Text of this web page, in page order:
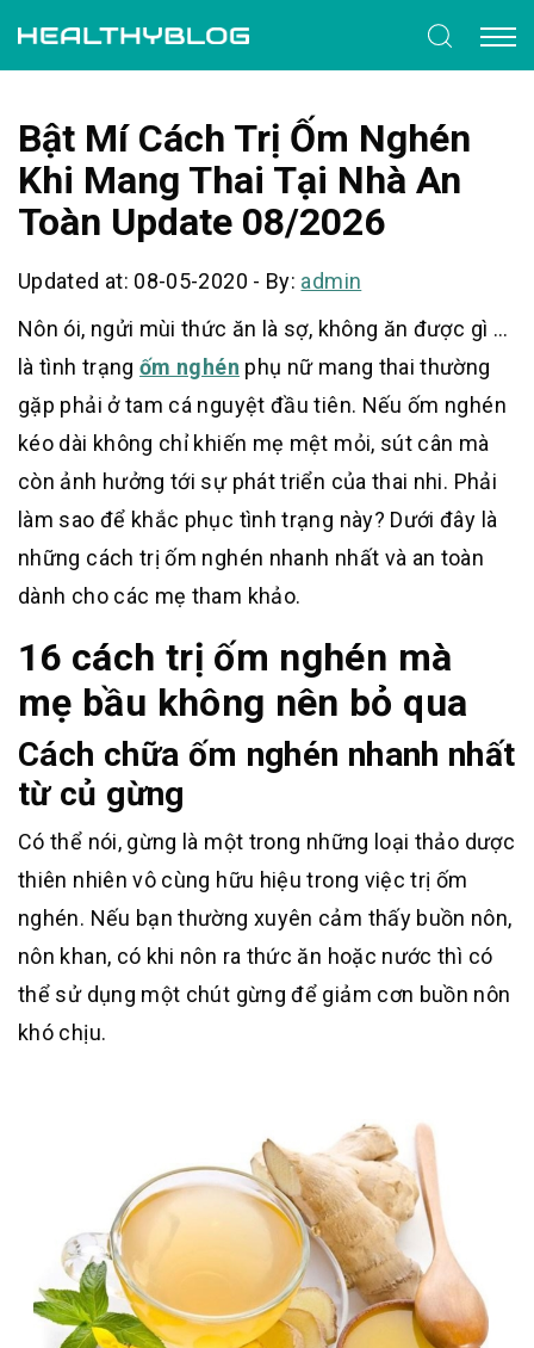
Bật Mí Cách Trị Ốm Nghén
Khi Mang Thai Tại Nhà An
Toàn Update 08/2026
Updated at: 08-05-2020 - By: admin
Nôn ói, ngửi mùi thức ăn là sợ, không ăn được gì …
là tình trạngốm nghén phụ nữ mang thai thường
gặp phải ở tam cá nguyệt đầu tiên. Nếu ốm nghén
kéo dài không chỉ khiến mẹ mệt mỏi, sút cân mà
còn ảnh hưởng tới sự phát triển của thai nhi. Phải
làm sao để khắc phục tình trạng này? Dưới đây là
những cách trị ốm nghén nhanh nhất và an toàn
dành cho các mẹ tham khảo.
16 cách trị ốm nghén mà
mẹ bầu không nên bỏ qua
Cách chữa ốm nghén nhanh nhất
từ củ gừng
Có thể nói, gừng là một trong những loại thảo dược
thiên nhiên vô cùng hữu hiệu trong việc trị ốm
nghén. Nếu bạn thường xuyên cảm thấy buồn nôn,
nôn khan, có khi nôn ra thức ăn hoặc nước thì có
thể sử dụng một chút gừng để giảm cơn buồn nôn
khó chịu.